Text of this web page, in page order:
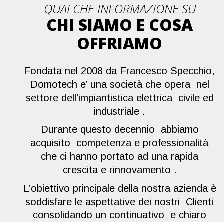
QUALCHE INFORMAZIONE SU
CHI SIAMO E COSA
OFFRIAMO
Fondata nel 2008 da Francesco Specchio,
Domotech e’ una società che opera  nel
settore dell'impiantistica elettrica  civile ed
industriale .
Durante questo decennio  abbiamo
acquisito  competenza e professionalità
che ci hanno portato ad una rapida
crescita e rinnovamento .
L’obiettivo principale della nostra azienda è
soddisfare le aspettative dei nostri  Clienti
consolidando un continuativo  e chiaro